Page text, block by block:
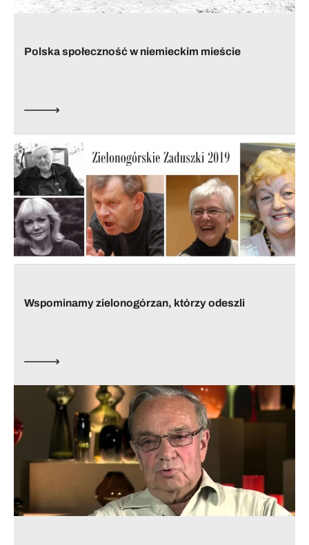
Polska społeczność w niemieckim mieście
Wspominamy zielonogórzan, którzy odeszli